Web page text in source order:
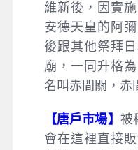
維新後，因實
安德天皇的阿
後跟其他祭拜
廟，一同升格
名叫赤間關，赤
【唐戶市場】 被
會在這裡直接